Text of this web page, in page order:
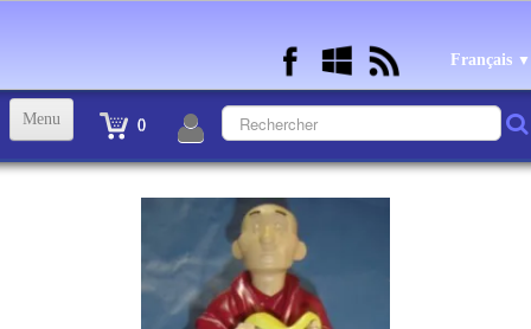
Français ▼
0
Menu
TINTIN STATUETTES, OBJETS ET VETEMENTS
STATUETTES BD RESINE et PLOMB▼